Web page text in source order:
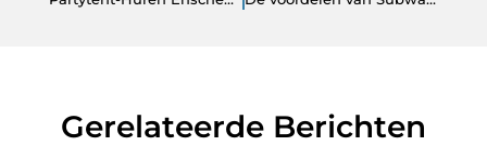
Gerelateerde Berichten